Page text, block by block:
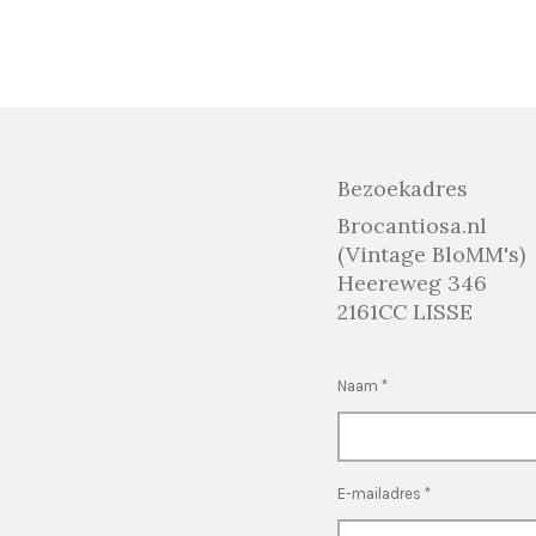
Bezoekadres
Brocantiosa.nl
(Vintage BloMM's)
Heereweg 346
2161CC LISSE
Naam *
E-mailadres *